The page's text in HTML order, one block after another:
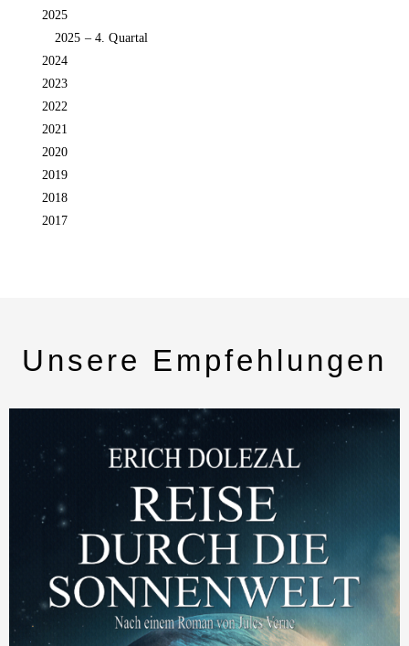
2025
2025 – 4. Quartal
2024
2023
2022
2021
2020
2019
2018
2017
Unsere Empfehlungen